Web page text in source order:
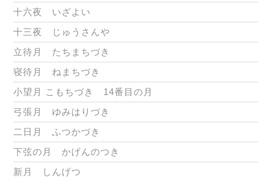
十六夜 いざよい
十三夜 じゅうさんや
立待月 たちまちづき
寝待月 ねまちづき
小望月 こもちづき 14番目の月
弓張月 ゆみはりづき
二日月 ふつかづき
下弦の月 かげんのつき
新月 しんげつ